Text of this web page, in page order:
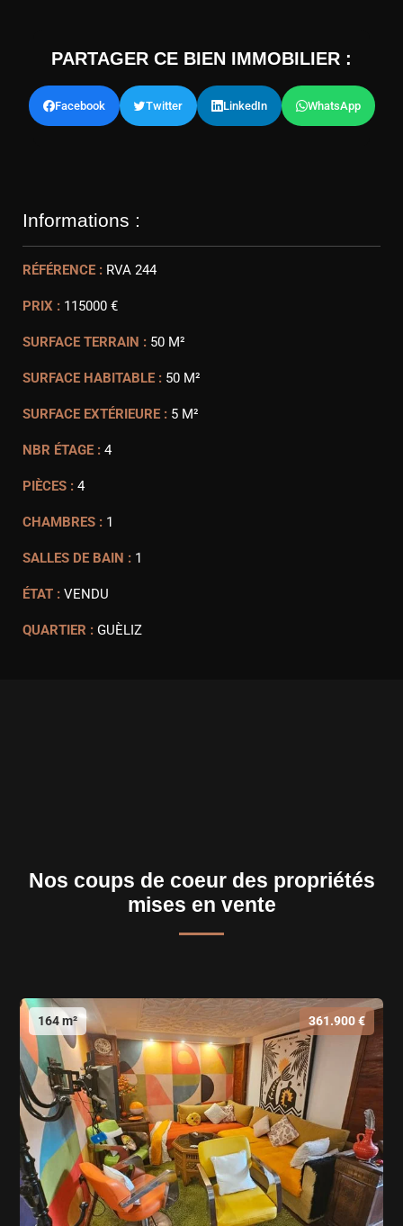
PARTAGER CE BIEN IMMOBILIER :
Facebook Twitter LinkedIn WhatsApp
Informations :
RÉFÉRENCE : RVA 244
PRIX : 115000 €
SURFACE TERRAIN : 50 M²
SURFACE HABITABLE : 50 M²
SURFACE EXTÉRIEURE : 5 M²
NBR ÉTAGE : 4
PIÈCES : 4
CHAMBRES : 1
SALLES DE BAIN : 1
ÉTAT : VENDU
QUARTIER : GUÈLIZ
Nos coups de coeur des propriétés
mises en vente
164 m² 361.900 €